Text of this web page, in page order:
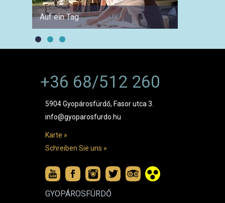
Auf ein Tag
+36 68/512 260
5904 Gyopárosfürdő, Fasor utca 3.
info@gyoparosfurdo.hu
Karte »
Schreiben Sie uns »
GYOPÁROSFÜRDŐ